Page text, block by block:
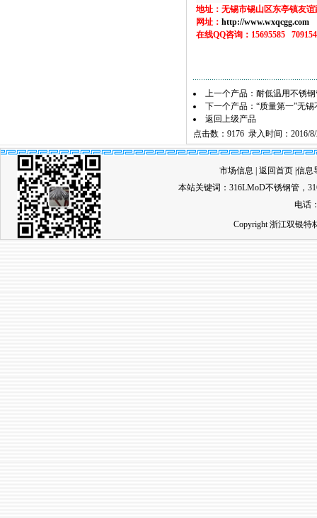
地址：无锡市锡山区东亭镇友谊
网址： http://www.wxqcgg.com
在线QQ咨询： 15695585
上一个产品： 耐低温用不锈
下一个产品： “质量第一”无
返回上级产品
点击数：9176 录入时间：2016/
市场信息 返回首页 信息
本站关键词： 316LMoD不锈钢管 ，
电话
Copyright 浙江双银